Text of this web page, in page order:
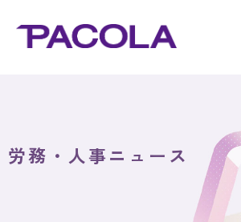
労務・人事ニュース